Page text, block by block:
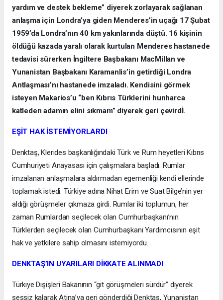
yardım ve destek bekleme” diyerek zorlayarak sağlanan
anlaşma için Londra’ya giden Menderes’in uçağı 17 Şubat
1959’da Londra’nın 40 km yakınlarında düştü. 16 kişinin
öldüğü kazada yaralı olarak kurtulan Menderes hastanede
tedavisi sürerken İngiltere Başbakanı MacMillan ve
Yunanistan Başbakanı Karamanlis’in getirdiği Londra
Antlaşması’nı hastanede imzaladı. Kendisini görmek
isteyen Makarios’u “ben Kıbrıs Türklerini hunharca
katleden adamın elini sıkmam” diyerek geri çevirdİ.
EŞİT HAK İSTEMİYORLARDI
Denktaş, Klerides başkanlığındaki Türk ve Rum heyetleri Kıbrıs
Cumhuriyeti Anayasası için çalışmalara başladı. Rumlar
imzalanan anlaşmalara aldırmadan egemenliği kendi ellerinde
toplamak istedi. Türkiye adına Nihat Erim ve Suat Bilge’nin yer
aldığı görüşmeler çıkmaza girdi. Rumlar iki toplumun, her
zaman Rumlardan seçilecek olan Cumhurbaşkanı’nın
Türklerden seçilecek olan Cumhurbaşkanı Yardımcısının eşit
hak ve yetkilere sahip olmasını istemiyordu.
DENKTAŞ’IN UYARILARI DİKKATE ALINMADI
Türkiye Dışişleri Bakanının “git görüşmeleri sürdür” diyerek
sessiz kalarak Atina’ya geri gönderdiği Denktaş, Yunanistan